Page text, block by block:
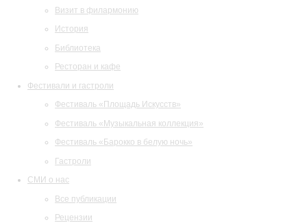
Визит в филармонию
История
Библиотека
Ресторан и кафе
Фестивали и гастроли
Фестиваль «Площадь Искусств»
Фестиваль «Музыкальная коллекция»
Фестиваль «Барокко в белую ночь»
Гастроли
СМИ о нас
Все публикации
Рецензии